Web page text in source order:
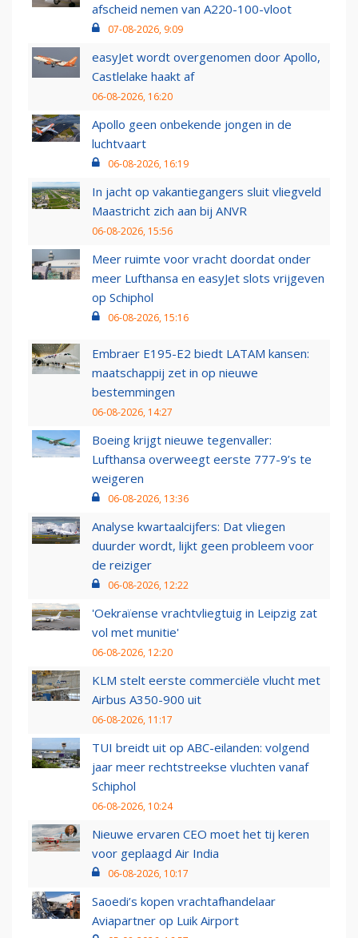
afscheid nemen van A220-100-vloot
07-08-2026, 9:09
easyJet wordt overgenomen door Apollo,
Castlelake haakt af
06-08-2026, 16:20
Apollo geen onbekende jongen in de
luchtvaart
06-08-2026, 16:19
In jacht op vakantiegangers sluit vliegveld
Maastricht zich aan bij ANVR
06-08-2026, 15:56
Meer ruimte voor vracht doordat onder
meer Lufthansa en easyJet slots vrijgeven
op Schiphol
06-08-2026, 15:16
Embraer E195-E2 biedt LATAM kansen:
maatschappij zet in op nieuwe
bestemmingen
06-08-2026, 14:27
Boeing krijgt nieuwe tegenvaller:
Lufthansa overweegt eerste 777-9’s te
weigeren
06-08-2026, 13:36
Analyse kwartaalcijfers: Dat vliegen
duurder wordt, lijkt geen probleem voor
de reiziger
06-08-2026, 12:22
'Oekraïense vrachtvliegtuig in Leipzig zat
vol met munitie'
06-08-2026, 12:20
KLM stelt eerste commerciële vlucht met
Airbus A350-900 uit
06-08-2026, 11:17
TUI breidt uit op ABC-eilanden: volgend
jaar meer rechtstreekse vluchten vanaf
Schiphol
06-08-2026, 10:24
Nieuwe ervaren CEO moet het tij keren
voor geplaagd Air India
06-08-2026, 10:17
Saoedi’s kopen vrachtafhandelaar
Aviapartner op Luik Airport